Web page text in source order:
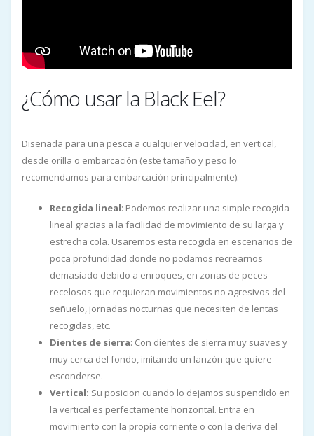
¿Cómo usar la Black Eel?
Diseñada para una pesca a cualquier velocidad, en vertical,
desde orilla o embarcación (este tamaño y peso lo
recomendamos para embarcación principalmente).
Recogida lineal: Podemos realizar una simple recogida
lineal gracias a la facilidad de movimiento de su larga y
estrecha cola. Usaremos esta recogida en escenarios de
poca profundidad donde no podamos recrearnos
demasiado debido a enroques, en zonas de peces
recelosos que requieran movimientos no agresivos del
señuelo, jornadas nocturnas que necesiten de lentas
recogidas, etc.
Dientes de sierra: Con dientes de sierra muy suaves y
muy cerca del fondo, imitando un lanzón que quiere
esconderse.
Vertical: Su posicion cuando lo dejamos suspendido en
la vertical es perfectamente horizontal. Entra en
movimiento con la propia corriente o con la deriva del